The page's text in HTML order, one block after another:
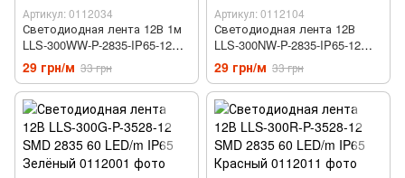
Артикул: 0112034
Светодиодная лента 12В 1м
LLS-300WW-P-2835-IP65-12
SMD 2835 60 LED/m IP65
Теплый Белый
29 грн/м 33 грн
Артикул: 0112104
Светодиодная лента 12В
LLS-300NW-P-2835-IP65-12
SMD 2835 60 LED/m IP65
Нейтральный белый
29 грн/м 33 грн